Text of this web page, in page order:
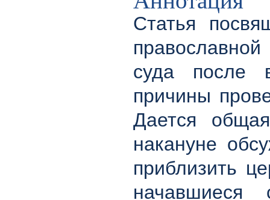
Статья
суда после
причины
Дается
накануне
приблизить